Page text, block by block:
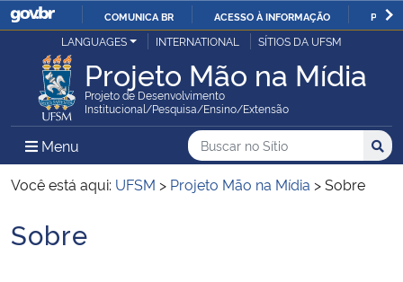
IR
PARA
O
CONTEÚDO
COMUNICA BR ACESSO À INFORMAÇÃO
Ministério da Justiça e Segurança Pública
Ministério da Defesa
Ministério das Relações Exteriores
Ministério da Economia
LANGUAGES INTERNATIONAL SÍTIOS DA UFSM
Projeto Mão na Mídia
Projeto de Desenvolvimento
Institucional/Pesquisa/Ensino/Extensão
Menu Menu Principal do Sítio
Busca
Buscar no no Sítio
Busca:
Você está aqui: UFSM > Projeto Mão na Mídia >Sobre
Início do conteúdo
Sobre